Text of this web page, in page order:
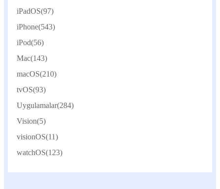
iPadOS(97)
iPhone(543)
iPod(56)
Mac(143)
macOS(210)
tvOS(93)
Uygulamalar(284)
Vision(5)
visionOS(11)
watchOS(123)